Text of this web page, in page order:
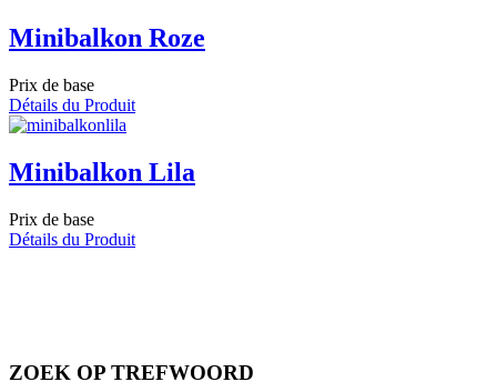
Minibalkon Roze
Prix de base
Détails du Produit
Minibalkon Lila
Prix de base
Détails du Produit
ZOEK OP TREFWOORD